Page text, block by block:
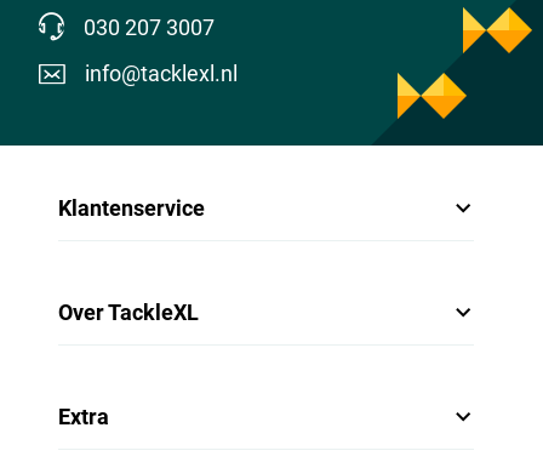
030 207 3007
info@tacklexl.nl
Klantenservice
Over TackleXL
Extra